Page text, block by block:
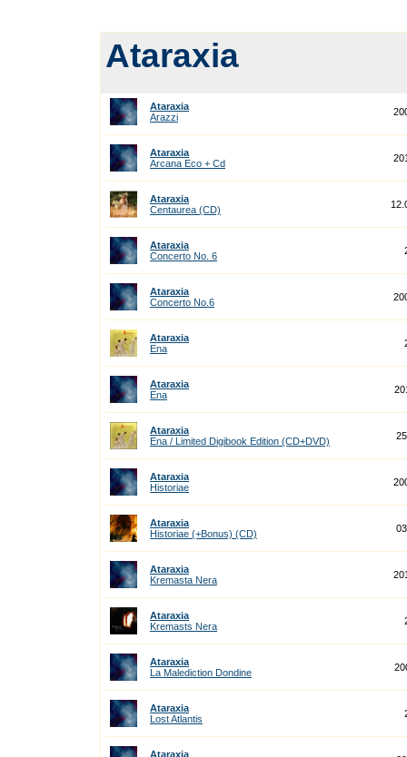
Ataraxia
Ataraxia
Arazzi
Ataraxia
Arcana Eco + Cd
Ataraxia
Centaurea (CD)
Ataraxia
Concerto No. 6
Ataraxia
Concerto No.6
Ataraxia
Ena
Ataraxia
Ena
Ataraxia
Ena / Limited Digibook Edition (CD+DVD)
Ataraxia
Historiae
Ataraxia
Historiae (+Bonus) (CD)
Ataraxia
Kremasta Nera
Ataraxia
Kremasts Nera
Ataraxia
La Malediction Dondine
Ataraxia
Lost Atlantis
Ataraxia